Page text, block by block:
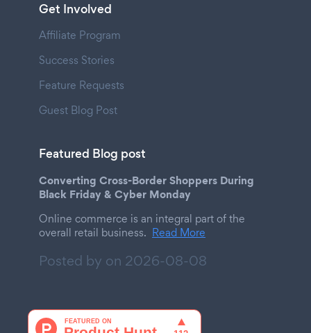
Get Involved
Affiliate Program
Success Stories
Feature Requests
Guest Blog Post
Featured Blog post
Converting Cross-Border Shoppers During
Black Friday & Cyber Monday
Online commerce is an integral part of the
overall retail business. Read More
Posted by on 2026-08-08